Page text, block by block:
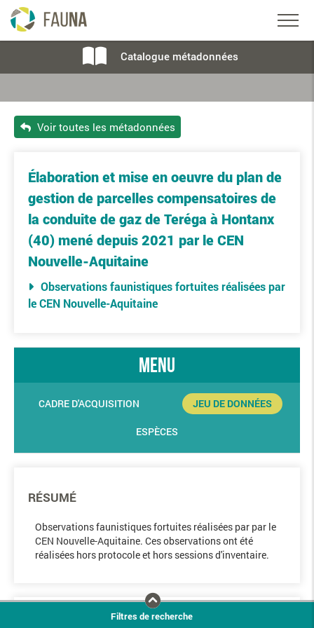
Catalogue métadonnées
Voir toutes les métadonnées
Élaboration et mise en oeuvre du plan de
gestion de parcelles compensatoires de
la conduite de gaz de Teréga à Hontanx
(40) mené depuis 2021 par le CEN
Nouvelle-Aquitaine
Observations faunistiques fortuites réalisées par
le CEN Nouvelle-Aquitaine
menu
CADRE D'ACQUISITION JEU DE DONNÉES
ESPÈCES
RÉSUMÉ
Observations faunistiques fortuites réalisées par par le
CEN Nouvelle-Aquitaine. Ces observations ont été
réalisées hors protocole et hors sessions d'inventaire.
Filtres de recherche